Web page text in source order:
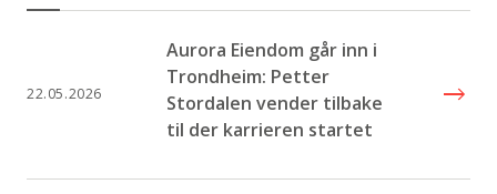
22.05.2026
Aurora Eiendom går inn i
Trondheim: Petter
Stordalen vender tilbake
til der karrieren startet